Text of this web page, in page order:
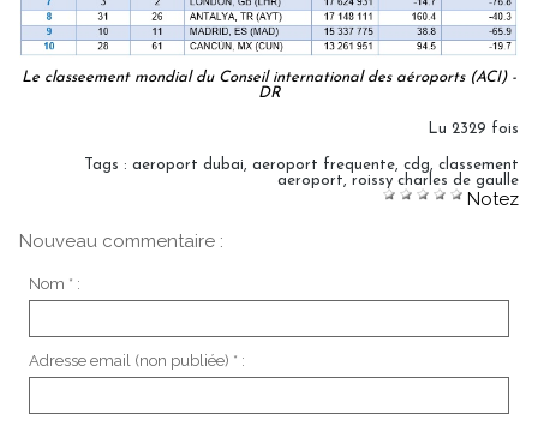
Le classeement mondial du Conseil international des aéroports (ACI) -
DR
Lu 2329 fois
Tags : aeroport dubai, aeroport frequente, cdg, classement
aeroport, roissy charles de gaulle
Notez
Nouveau commentaire :
Nom * :
Adresse email (non publiée) * :